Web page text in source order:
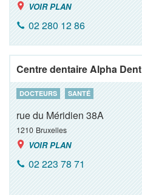
VOIR PLAN
02 280 12 86
Centre dentaire Alpha Dent
DOCTEURS SANTÉ
rue du Méridien 38A
1210 Bruxelles
VOIR PLAN
02 223 78 71